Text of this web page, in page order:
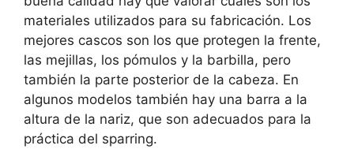
materiales utilizados para su fabricación. Los
mejores cascos son los que protegen la frente,
las mejillas, los pómulos y la barbilla, pero
también la parte posterior de la cabeza. En
algunos modelos también hay una barra a la
altura de la nariz, que son adecuados para la
práctica del sparring.